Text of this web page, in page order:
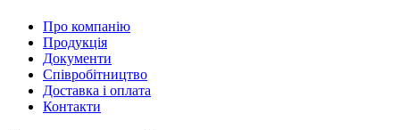
Про компанію
Продукція
Документи
Співробітництво
Доставка і оплата
Контакти